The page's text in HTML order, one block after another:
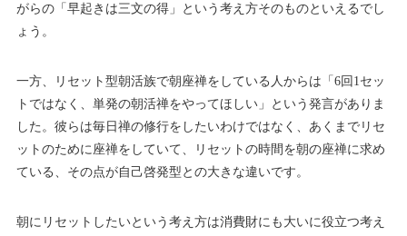
がらの「早起きは三文の得」という考え方そのものといえるでし
ょう。
一方、リセット型朝活族で朝座禅をしている人からは「6回1セッ
トではなく、単発の朝活禅をやってほしい」という発言がありま
した。彼らは毎日禅の修行をしたいわけではなく、あくまでリセ
ットのために座禅をしていて、リセットの時間を朝の座禅に求め
ている、その点が自己啓発型との大きな違いです。
朝にリセットしたいという考え方は消費財にも大いに役立つ考え